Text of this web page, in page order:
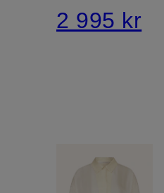
2 995 kr